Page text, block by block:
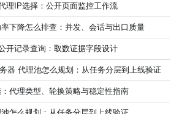
理IP选择：公开页面监控工作流
下降怎么排查：并发、会话与出口质量
开记录查询：取数证据字段设计
器 代理池怎么规划：从任务分层到上线验证
代理类型、轮换策略与稳定性指南